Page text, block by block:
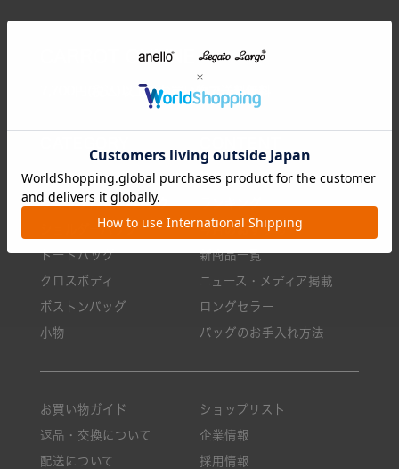
CARROT ONLINE
7,700円(税込)以上のお買い物で送料無料
全てのアイテム
リュック/バックパック
ショルダーバッグ
トートバッグ
クロスボディ
ボストンバッグ
小物
特集一覧
ランキング
今月のおすすめ
新商品一覧
ニュース・メディア掲載
ロングセラー
バッグのお手入れ方法
お買い物ガイド
返品・交換について
配送について
ショップリスト
企業情報
採用情報